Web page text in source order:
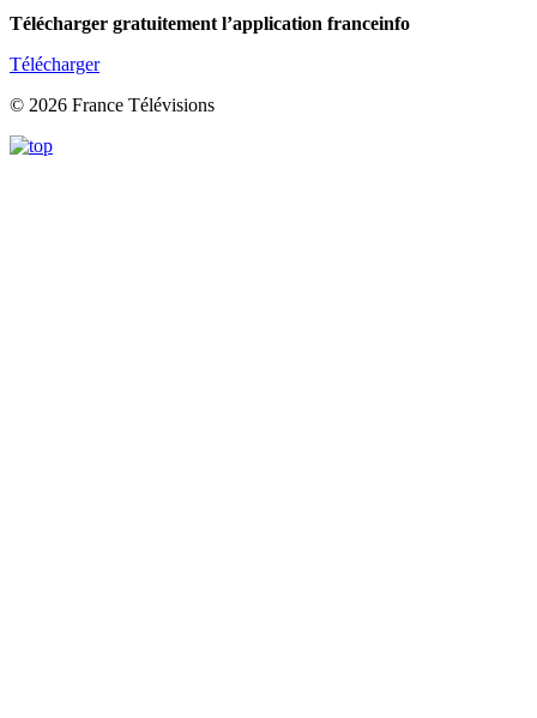
Télécharger gratuitement l’application franceinfo
Télécharger
© 2026 France Télévisions